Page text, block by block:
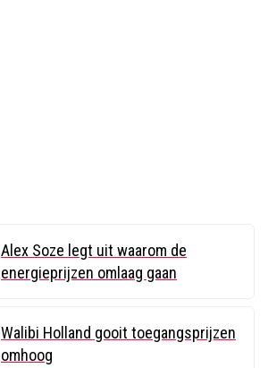
Alex Soze legt uit waarom de
energieprijzen omlaag gaan
Walibi Holland gooit toegangsprijzen
omhoog